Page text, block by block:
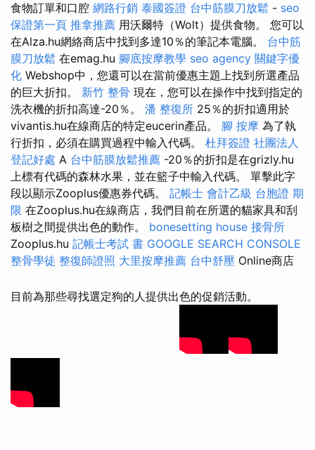
食物訂單和口腔 網路行銷 泰國簽證 台中筋膜刀放鬆 - seo
保證第一頁 推拿推薦 用沃爾特（Wolt）提供食物。 您可以
在Alza.hu網絡商店中找到多達10％的筆記本電腦。 台中筋
膜刀放鬆 在emag.hu 腳底按摩教學 seo agency 關鍵字優
化 Webshop中，您還可以在當前優惠主題上找到所選產品
的巨大折扣。 新竹 整骨 現在，您可以在操作中找到指定的
洗衣機的折扣高達-20％。 潘 整復所 25％的折扣適用於
vivantis.hu在線商店的特定eucerin產品。 腳 按摩 為了執
行折扣，必須在購買過程中輸入代碼。 杜拜簽證 社團法人
登記好處 A 台中筋膜放鬆推薦 -20％的折扣是在grizly.hu
上標有代碼的森林水果，並在籃子中輸入代碼。 單擊此字
段以顯示Zooplus優惠券代碼。 記帳士 會計乙級 台胞證 期
限 在Zooplus.hu在線商店，我們目前在所選的貓家具和刮
板樹之間提供出色的動作。 bonesetting house 接骨所
Zooplus.hu 記帳士考試 書 GOOGLE SEARCH CONSOLE
整骨學徒 整復師證照 大里按摩推薦 台中舒壓 Online商店
目前為那些尋找選定狗的人提供出色的促銷活動。